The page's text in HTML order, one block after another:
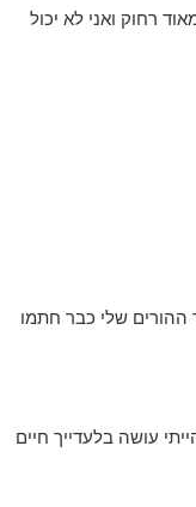
רחוק ואני לא יכול
ההורים שלי כבר חתמו
עושה בלעדייך חיים